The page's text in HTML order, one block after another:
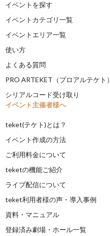
イベントを探す
イベントカテゴリ一覧
イベントエリア一覧
使い方
よくある質問
PRO ARTEKET（プロアルテケト）
シリアルコード受け取り
イベント主催者様へ
teket(テケト)とは？
イベント作成の方法
ご利用料金について
teketの機能ご紹介
ライブ配信について
teket利用者様の声・導入事例
資料・マニュアル
登録済み劇場・ホール一覧